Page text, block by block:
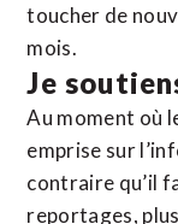
toucher de
mois.
Je
Au moment où
emprise sur
contraire qu’il
reportages,